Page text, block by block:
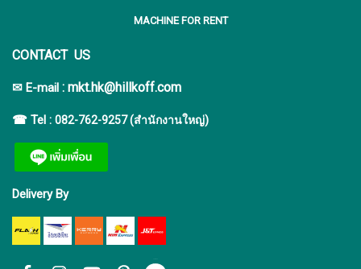
MACHINE FOR RENT
CONTACT US
✉ E-mail : mkt.hk@hillkoff.com
☎ Tel : 082-762-9257 (สำนักงานใหญ่)
Delivery By